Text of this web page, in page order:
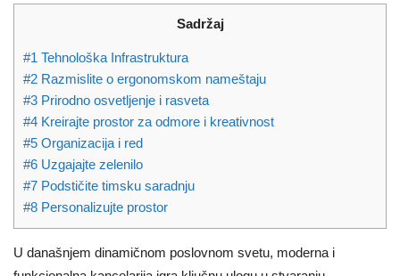
Sadržaj
#1 Tehnološka Infrastruktura
#2 Razmislite o ergonomskom nameštaju
#3 Prirodno osvetljenje i rasveta
#4 Kreirajte prostor za odmore i kreativnost
#5 Organizacija i red
#6 Uzgajajte zelenilo
#7 Podstičite timsku saradnju
#8 Personalizujte prostor
U današnjem dinamičnom poslovnom svetu, moderna i